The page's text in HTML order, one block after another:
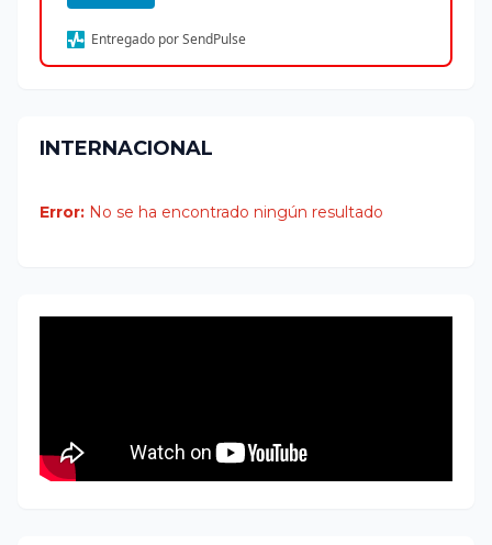
Entregado por SendPulse
INTERNACIONAL
Error: No se ha encontrado ningún resultado